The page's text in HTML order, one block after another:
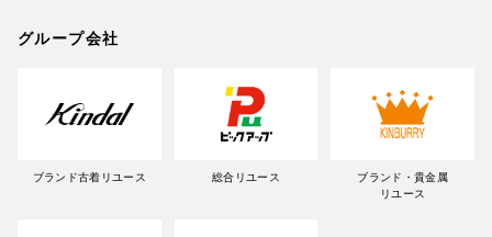
グループ会社
ブランド古着リユース 総合リユース
ブランド・貴金属
リユース